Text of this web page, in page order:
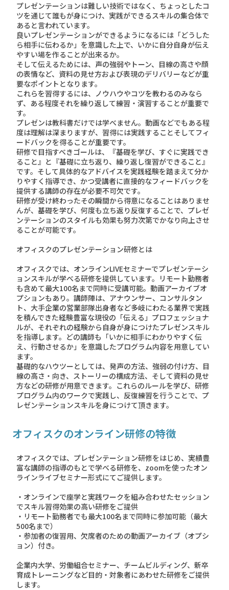
プレゼンテーションは難しい技術ではなく、ちょっとしたコ
ツを通じて誰もが身につけ、実践ができるスキルの集合体で
あると言われています。
良いプレゼンテーションができるようになるには「どうした
ら相手に伝わるか」を意識した上で、いかに自分自身が伝え
やすい場を作ることが出来るか。
そして伝えるためには、声の強弱やトーン、目線の高さや顔
の表情など、資料の見せ方および表現のデリバリーなどが重
要なポイントとなります。
これらを習得するには、ノウハウやコツを教わるのみなら
ず、ある程度それを繰り返して練習・演習することが重要で
す。
プレゼンは教科書だけでは学べません。動画などでもある程
度は理解は深まりますが、習得には実践することそしてフィ
ードバックを得ることが重要です。
研修で目指すべきゴールは、『基礎を学び、すぐに実践でき
ること』と『基礎に立ち返り、繰り返し復習ができること』
です。そして具体的なアドバイスを実践経験を踏まえて分か
りやすく指導でき、かつ受講者に直接的なフィードバックを
提供する講師の存在が必要不可欠です。
研修が受け終わったその瞬間から得意になることはありませ
んが、基礎を学び、何度も立ち返り反復することで、プレゼ
ンテーションのスタイルも効果も努力次第でかなり向上させ
ることが可能です。
オフィスクのプレゼンテーション研修とは
オフィスクでは、オンラインLIVEセミナーでプレゼンテーシ
ョンスキルが学べる研修を提供しています。リモート勤務者
も含めて最大100名まで同時に受講可能。動画アーカイブオ
プションもあり。講師陣は、アナウンサー、コンサルタン
ト、大手企業の営業部隊出身者など多岐にわたる業界で実践
を積んできた経験豊富な現役の「伝える」プロフェッショナ
ルが、それぞれの経験から自身が身につけたプレゼンスキル
を指導します。どの講師も「いかに相手にわかりやすく伝
え、行動させるか」を意識したプログラム内容を用意してい
ます。
基礎的なハウツーとしては、発声の方法、強弱の付け方、目
線の高さ・向き、ストーリーの構成方法、そして資料の見せ
方などの研修が用意できます。これらのルールを学び、研修
プログラム内のワークで実践し、反復練習を行うことで、プ
レゼンテーションスキルを身につけて頂きます。
オフィスクのオンライン研修の特徴
オフィスクでは、プレゼンテーション研修をはじめ、実績豊
富な講師の指導のもとで学べる研修を、zoomを使ったオン
ラインライブセミナー形式にてご提供します。
・オンラインで座学と実践ワークを組み合わせたセッション
でスキル習得効果の高い研修をご提供
・リモート勤務者でも最大100名まで同時に参加可能（最大
500名まで）
・参加者の復習用、欠席者のための動画アーカイブ（オプシ
ョン）付き。
企業内大学、労働組合セミナー、チームビルディング、新卒
育成トレーニングなど目的・対象者にあわせた研修をご提供
します。